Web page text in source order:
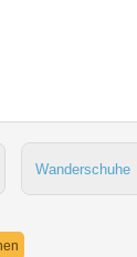
Wanderschuhe